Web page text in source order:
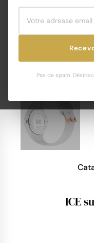
Pas de spam.
ICE